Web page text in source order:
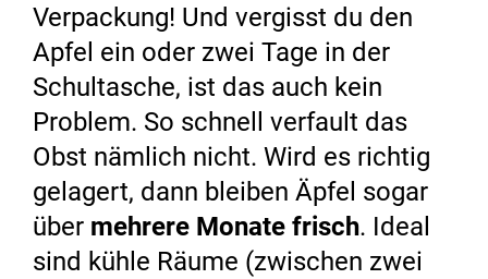
Verpackung! Und vergisst du den
Apfel ein oder zwei Tage in der
Schultasche, ist das auch kein
Problem. So schnell verfault das
Obst nämlich nicht. Wird es richtig
gelagert, dann bleiben Äpfel sogar
über mehrere Monate frisch. Ideal
sind kühle Räume (zwischen zwei